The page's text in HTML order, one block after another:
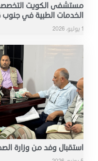
مستشفى الكويت التخصصي
الخدمات الطبية في جنوب
1 يوليو، 2026
استقبال وفد من وزارة